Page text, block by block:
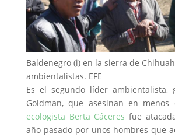
Baldenegro (i) en la sierra de
ambientalistas. EFE
Es el segundo líder ambientalista,
Goldman, que asesinan en
ecologista Berta Cáceres fue
año pasado por unos hombres que